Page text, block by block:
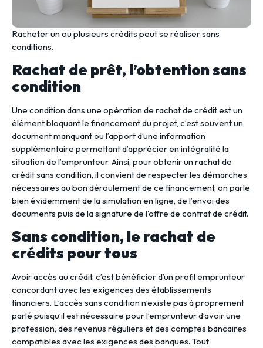
Racheter un ou plusieurs crédits peut se réaliser sans
conditions.
Rachat de prêt, l’obtention sans
condition
Une condition dans une opération de rachat de crédit est un
élément bloquant le financement du projet, c’est souvent un
document manquant ou l’apport d’une information
supplémentaire permettant d’apprécier en intégralité la
situation de l’emprunteur. Ainsi, pour obtenir un rachat de
crédit sans condition, il convient de respecter les démarches
nécessaires au bon déroulement de ce financement, on parle
bien évidemment de la simulation en ligne, de l’envoi des
documents puis de la signature de l’offre de contrat de crédit.
Sans condition, le rachat de
crédits pour tous
Avoir accès au crédit, c’est bénéficier d’un profil emprunteur
concordant avec les exigences des établissements
financiers. L’accès sans condition n’existe pas à proprement
parlé puisqu’il est nécessaire pour l’emprunteur d’avoir une
profession, des revenus réguliers et des comptes bancaires
compatibles avec les exigences des banques. Tout